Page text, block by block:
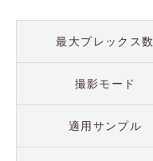
最大プレックス数
撮影モード
適用サンプル